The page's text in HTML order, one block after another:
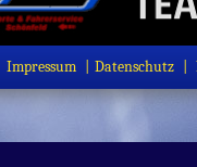
Impressum Datenschutz